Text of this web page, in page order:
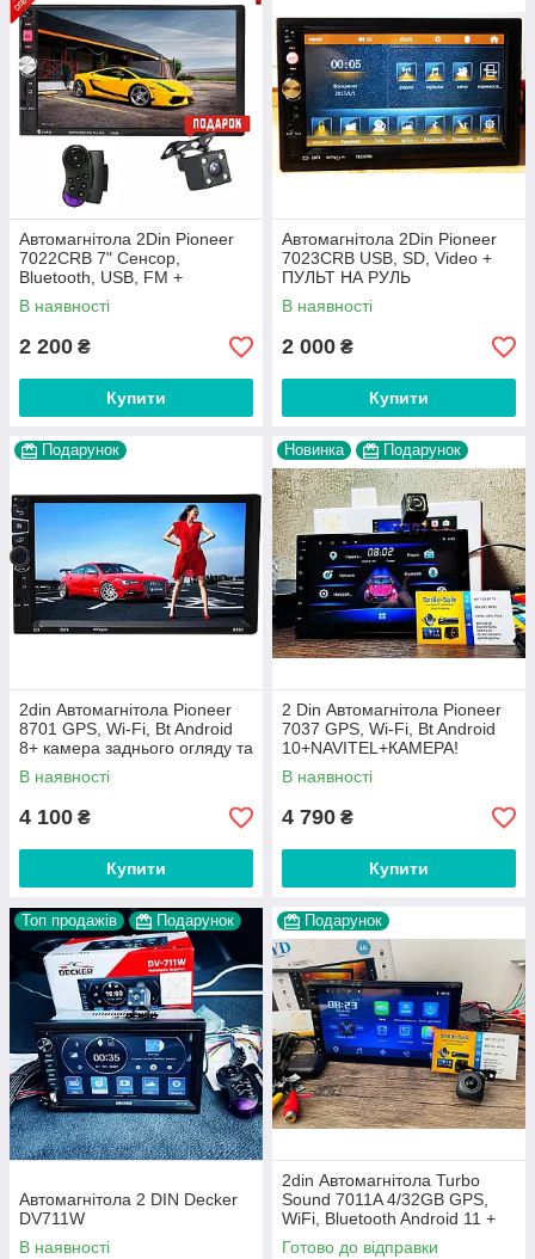
Автомагнітола 2Din Pioneer
7022CRB 7" Сенсор,
Bluetooth, USB, FM +
ПОДАРУНКИ + АМЕРА!
В наявності
2 200 ₴
Купити
Автомагнітола 2Din Pioneer
7023CRB USB, SD, Video +
ПУЛЬТ НА РУЛЬ
В наявності
2 000 ₴
Купити
Подарунок
2din Автомагнітола Pioneer
8701 GPS, Wi-Fi, Bt Android
8+ камера заднього огляду та
пульт на кермо
В наявності
4 100 ₴
Купити
Новинка Подарунок
2 Din Автомагнітола Pioneer
7037 GPS, Wi-Fi, Bt Android
10+NAVITEL+КАМЕРА!
В наявності
4 790 ₴
Купити
Топ продажів Подарунок
Автомагнітола 2 DIN Decker
DV711W
В наявності
Подарунок
2din Автомагнітола Turbo
Sound 7011A 4/32GB GPS,
WiFi, Bluetooth Android 11 +
камера AHD
Готово до відправки